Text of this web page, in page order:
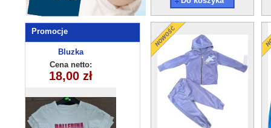
Promocje
Bluzka
dziewczęca
270625-4(4-14)
6szt
Cena netto:
18,00 zł
Komplety
dziecięce
(5-8) 4szt
Cena netto:
13,00 zł